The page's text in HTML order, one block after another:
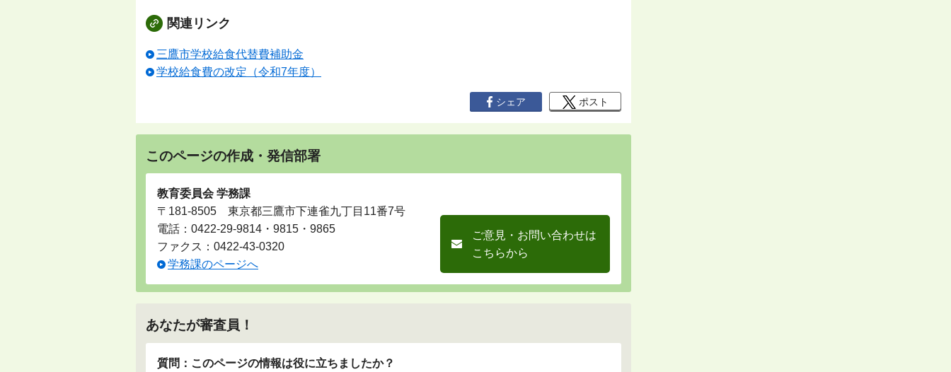
関連リンク
三鷹市学校給食代替費補助金
学校給食費の改定（令和7年度）
シェア ポスト
このページの作成・発信部署
教育委員会 学務課
〒181-8505 東京都三鷹市下連雀九丁目11番7号
電話： 0422-29-9814・9815・9865
ファクス：0422-43-0320
学務課のページへ
ご意見・お問い合わせは
こちらから
あなたが審査員！
質問：このページの情報は役に立ちましたか？